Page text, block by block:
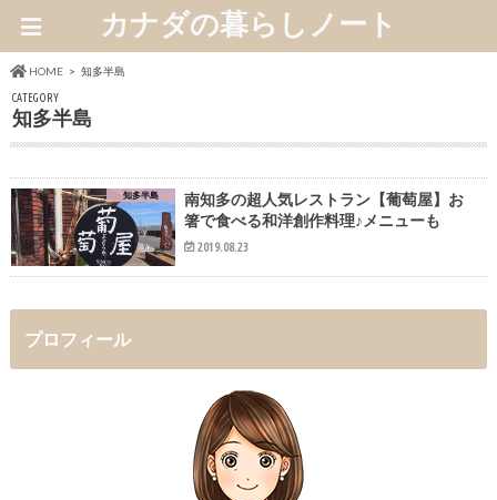
カナダの暮らしノート
HOME 知多半島
CATEGORY
知多半島
知多半島
南知多の超人気レストラン【葡萄屋】お
箸で食べる和洋創作料理♪メニューも
2019.08.23
プロフィール